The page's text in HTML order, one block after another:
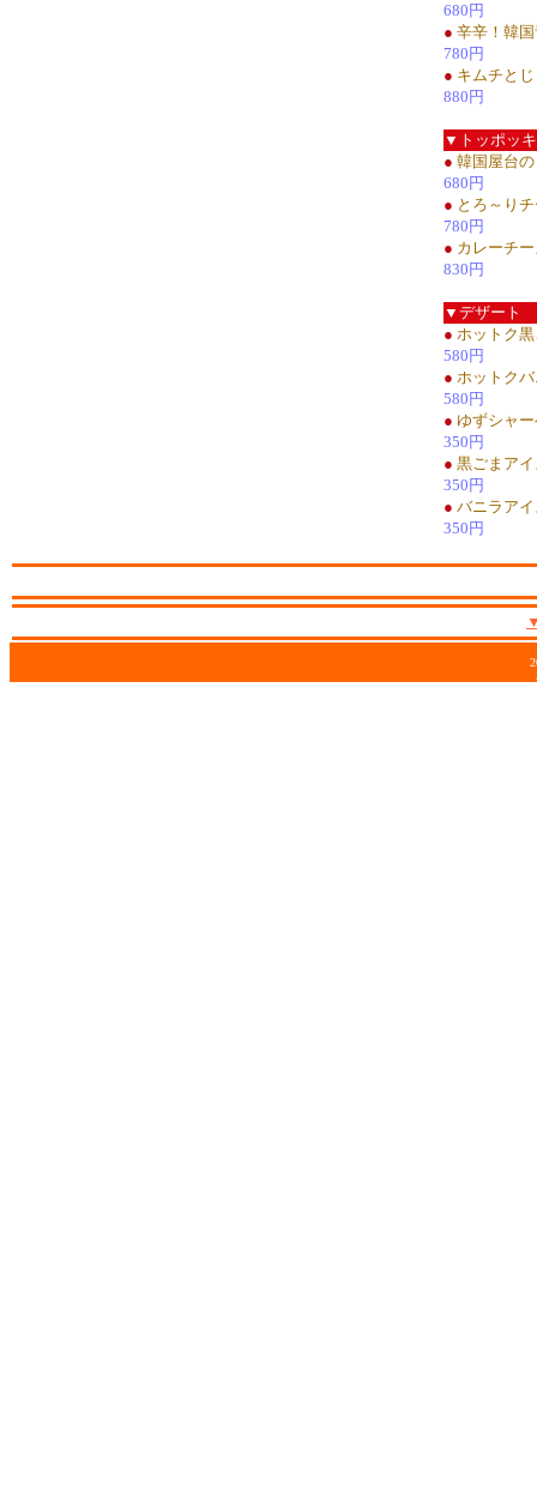
680円
● 辛辛！韓
780円
● キムチと
880円
▼トッポッキ
● 韓国屋台
680円
● とろ～り
780円
● カレーチ
830円
▼デザート
● ホットク
580円
● ホットク
580円
● ゆずシャ
350円
● 黒ごまア
350円
● バニラア
350円